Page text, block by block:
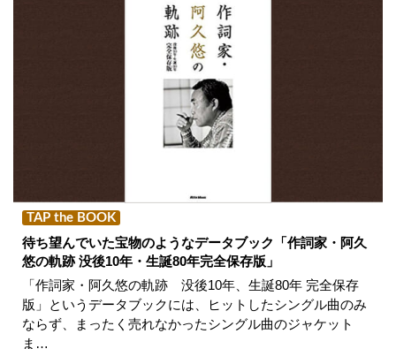
TAP the BOOK
待ち望んでいた宝物のようなデータブック「作詞家・阿久
悠の軌跡 没後10年・生誕80年完全保存版」
「作詞家・阿久悠の軌跡 没後10年、生誕80年 完全保存
版」というデータブックには、ヒットしたシングル曲のみ
ならず、まったく売れなかったシングル曲のジャケット
ま…